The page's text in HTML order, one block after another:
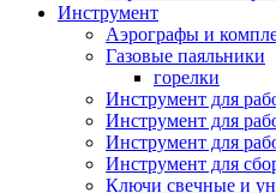
Инструмент
Аэрографы и
Газовые паяльники
горелки
Инструмент для
Инструмент для
Инструмент для
Инструмент для
Ключи свечные и